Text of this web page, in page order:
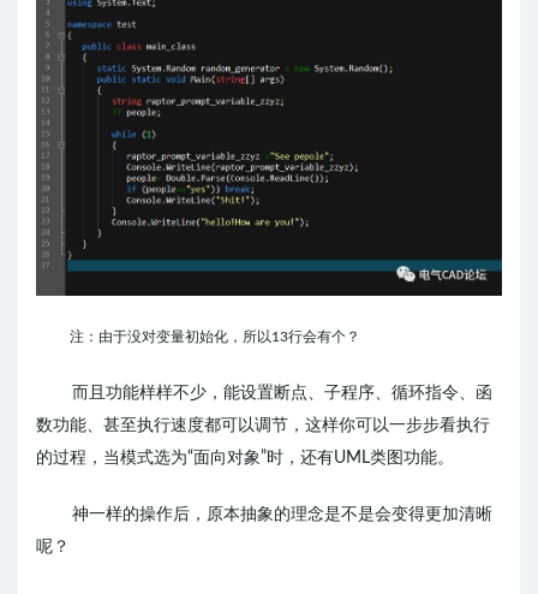
注：由于没对变量初始化，所以13行会有个？
而且功能样样不少，能设置断点、子程序、循环指令、函
数功能、甚至执行速度都可以调节，这样你可以一步步看执行
的过程，当模式选为“面向对象”时，还有UML类图功能。
神一样的操作后，原本抽象的理念是不是会变得更加清晰
呢？